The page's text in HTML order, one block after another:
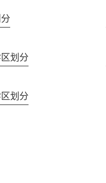
划分
划分